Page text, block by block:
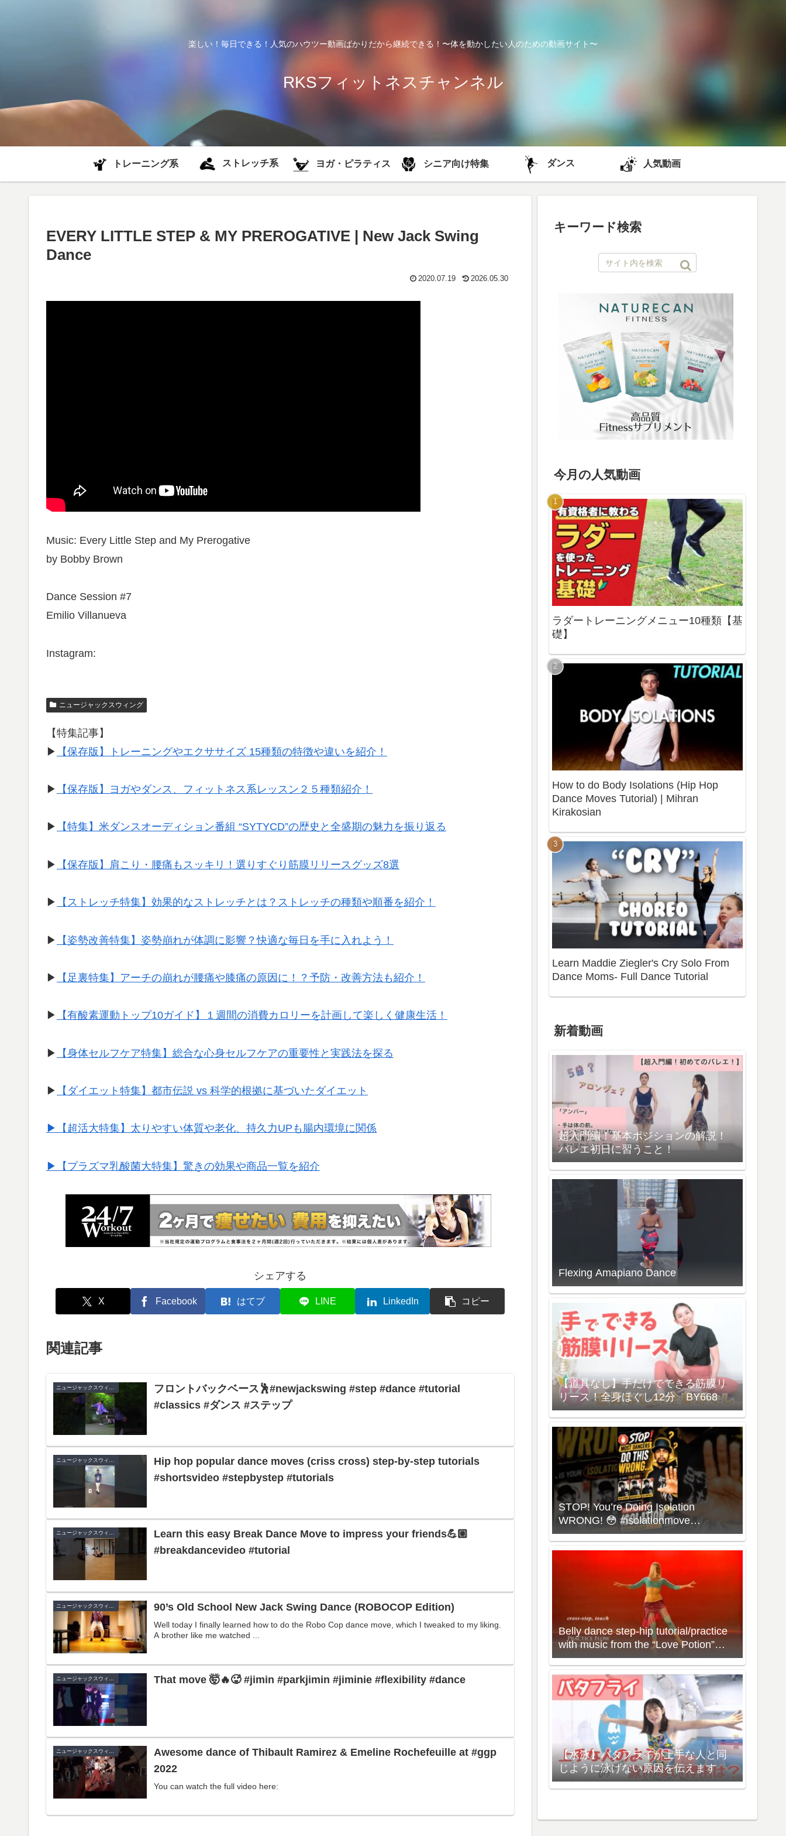
楽しい！毎日できる！人気のハウツー動画ばかりだから継続できる！〜体を動かしたい人のための動画サイト〜
RKSフィットネスチャンネル
トレーニング系 ストレッチ系 ヨガ・ピラティス シニア向け特集 ダンス 人気動画
EVERY LITTLE STEP & MY PREROGATIVE | New Jack Swing
Dance
2020.07.19 2026.05.30
Music: Every Little Step and My Prerogative
by Bobby Brown
Dance Session #7
Emilio Villanueva
Instagram:
ニュージャックスウィング
【特集記事】
▶︎
【保存版】トレーニングやエクササイズ 15種類の特徴や違いを紹介！
▶︎ 【保存版】ヨガやダンス、フィットネス系レッスン２５種類紹介！
▶︎ 【特集】米ダンスオーディション番組 “SYTYCD”の歴史と全盛期の魅力を振り返る
▶︎ 【保存版】肩こり・腰痛もスッキリ！選りすぐり筋膜リリースグッズ8選
▶︎ 【ストレッチ特集】効果的なストレッチとは？ストレッチの種類や順番を紹介！
▶︎ 【姿勢改善特集】姿勢崩れが体調に影響？快適な毎日を手に入れよう！
▶︎ 【足裏特集】アーチの崩れが腰痛や膝痛の原因に！？予防・改善方法も紹介！
▶︎ 【有酸素運動トップ10ガイド】１週間の消費カロリーを計画して楽しく健康生活！
▶︎ 【身体セルフケア特集】総合な心身セルフケアの重要性と実践法を探る
▶︎ 【ダイエット特集】都市伝説 vs 科学的根拠に基づいたダイエット
▶︎【超活大特集】太りやすい体質や老化、持久力UPも腸内環境に関係
▶︎【プラズマ乳酸菌大特集】驚きの効果や商品一覧を紹介
シェアする
X Facebook はてブ LINE LinkedIn コピー
関連記事
ニュージャックスウィング
フロントバックベース🕺#newjackswing #step #dance #tutorial
#classics #ダンス #ステップ
ニュージャックスウィング
Hip hop popular dance moves (criss cross) step-by-step tutorials
#shortsvideo #stepbystep #tutorials
ニュージャックスウィング
Learn this easy Break Dance Move to impress your friends💪🏼
#breakdancevideo #tutorial
90’s Old School New Jack Swing Dance (ROBOCOP Edition)
Well today I finally learned how to do the Robo Cop dance move, which I tweaked to my liking.
A brother like me watched ...
That move 🤯🔥🥵 #jimin #parkjimin #jiminie #flexibility #dance
Awesome dance of Thibault Ramirez & Emeline Rochefeuille at #ggp
2022
You can watch the full video here:
キーワード検索
今月の人気動画
ラダートレーニングメニュー10種類【基
礎】
How to do Body Isolations (Hip Hop
Dance Moves Tutorial) | Mihran
Kirakosian
Learn Maddie Ziegler's Cry Solo From
Dance Moms- Full Dance Tutorial
新着動画
超入門編！基本ポジションの解説！
バレエ初日に習うこと！
Flexing Amapiano Dance
【道具なし】手だけでできる筋膜リ
リース！全身ほぐし12分 BY668
STOP! You’re Doing Isolation
WRONG! 😳 #isolationmove
#animationdance #poppingdance
#roboticsdance
Belly dance step-hip tutorial/practice
with music from the “Love Potion”
Workout with Neon
【水泳】バタフライが上手な人と同
じように泳げない原因を伝えます